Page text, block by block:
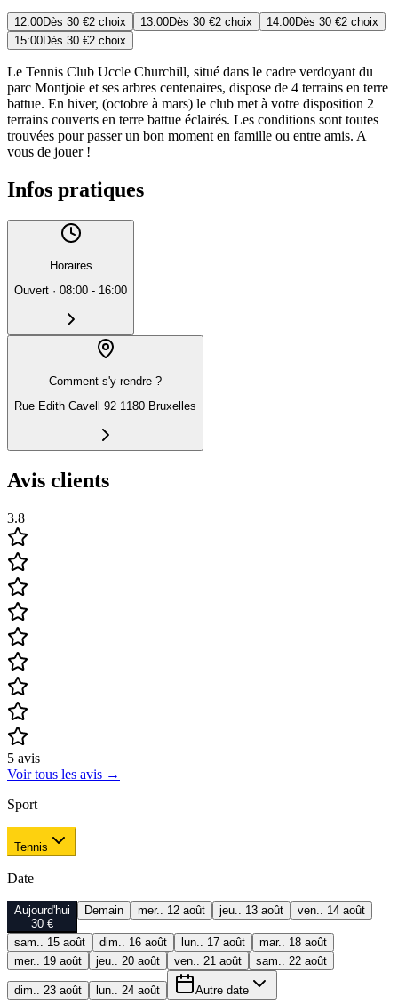
12:00Dès 30 €2 choix 13:00Dès 30 €2 choix 14:00Dès 30 €2 choix
15:00Dès 30 €2 choix
Le Tennis Club Uccle Churchill, situé dans le cadre verdoyant du
parc Montjoie et ses arbres centenaires, dispose de 4 terrains en terre
battue. En hiver, (octobre à mars) le club met à votre disposition 2
terrains couverts en terre battue éclairés. Les conditions sont toutes
trouvées pour passer un bon moment en famille ou entre amis. A
vous de jouer !
Infos pratiques
Horaires
Ouvert · 08:00 - 16:00
Comment s'y rendre ?
Rue Edith Cavell 92 1180 Bruxelles
Avis clients
3.8
5 avis
Voir tous les avis →
Sport
Tennis
Date
Aujourd'hui
30 €
Demain mer.. 12 août jeu.. 13 août ven.. 14 août
sam.. 15 août dim.. 16 août lun.. 17 août
mar.. 18 août
mer.. 19 août
jeu.. 20 août ven.. 21 août sam.. 22 août
dim.. 23 août lun.. 24 août Autre date